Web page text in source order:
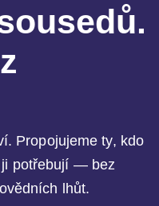
Propojujeme ty, kdo
ji potřebují — bez
lhůt.